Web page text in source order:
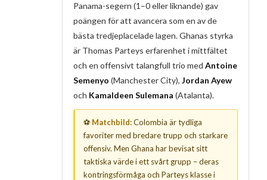
Panama-segern (1–0 eller liknande) gav
poängen för att avancera som en av de
bästa tredjeplacelade lagen. Ghanas styrka
är Thomas Parteys erfarenhet i mittfältet
och en offensivt talangfull trio med Antoine
Semenyo (Manchester City), Jordan Ayew
och Kamaldeen Sulemana (Atalanta).
⚽ Matchbild:Colombia är tydliga
favoriter med bredare trupp och starkare
offensiv. Men Ghana har bevisat sitt
taktiska värde i ett svårt grupp – deras
kontringsförmåga och Parteys klasse i